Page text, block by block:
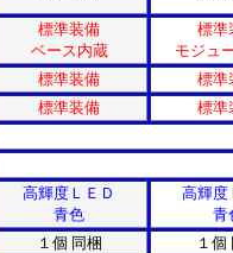
標準装備
ベース内蔵
標準
モジュ
標準装備
標準
標準装備
標準
高輝度ＬＥＤ
青色
高輝度
青
１個 同梱 １個